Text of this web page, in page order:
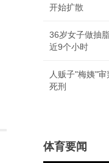
开始扩散
36岁女子做抽
近9个小时
人贩子"梅姨"
死刑
体育要闻